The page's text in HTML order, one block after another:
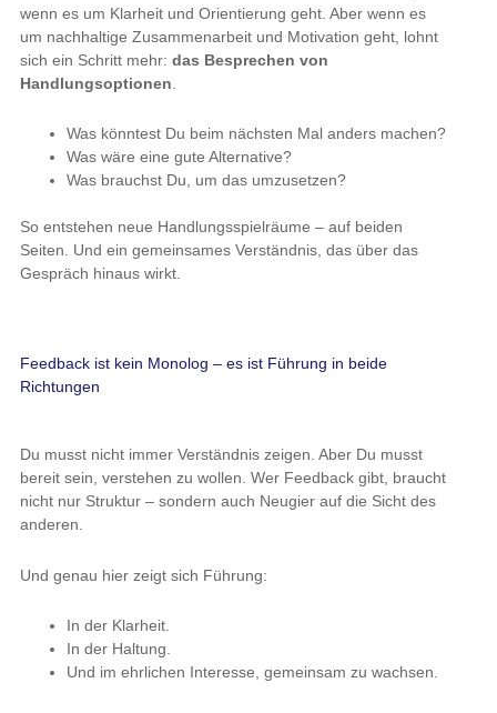
wenn es um Klarheit und Orientierung geht. Aber wenn es
um nachhaltige Zusammenarbeit und Motivation geht, lohnt
sich ein Schritt mehr: das Besprechen von
Handlungsoptionen
Was könntest Du beim nächsten Mal anders machen?
Was wäre eine gute Alternative?
Was brauchst Du, um das umzusetzen?
So entstehen neue Handlungsspielräume – auf beiden
Seiten. Und ein gemeinsames Verständnis, das über das
Gespräch hinaus wirkt.
Feedback ist kein Monolog – es ist Führung in beide
Richtungen
Du musst nicht immer Verständnis zeigen. Aber Du musst
bereit sein, verstehen zu wollen. Wer Feedback gibt, braucht
nicht nur Struktur – sondern auch Neugier auf die Sicht des
anderen.
Und genau hier zeigt sich Führung:
In der Klarheit.
In der Haltung.
Und im ehrlichen Interesse, gemeinsam zu wachsen.